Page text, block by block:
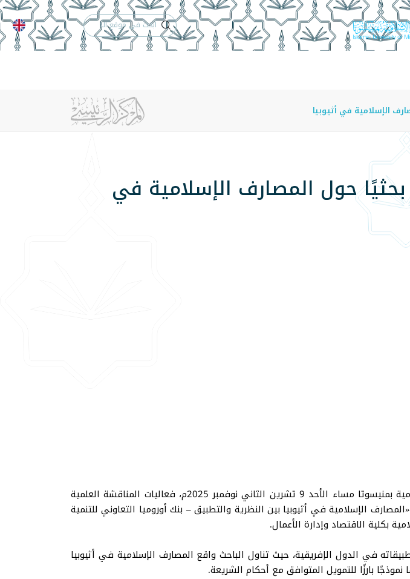
الدعم الفنيالتقويم الجامعي
الإسلامية في أثيوبيا
حول المصارف الإسلامية في
شهدت عمادة الدراسات العليا والبحث العلمي بالمركز الرئيسي في الجامعة الإسلامية بمنيسوتا مساء الأحد 9 تشرين الثاني نوفمبر 2025م، فعاليات المناقشة العلمية
الإسلامية في أثيوبيا بين النظرية والتطبيق – بنك أوروميا التعاوني للتنمية
بكلية الاقتصاد وإدارة الأعمال.
في الدول الإفريقية، حيث تناول الباحث واقع المصارف الإسلامية في أثيوبيا
بارزًا للتمويل المتوافق مع أحكام الشريعة.